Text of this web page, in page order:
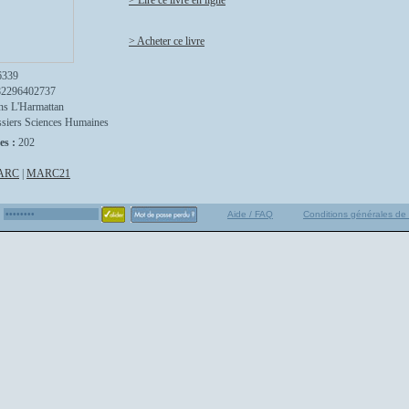
L'Harmattan
Sciences Humaines
: 202
MARC21
> Acheter ce livre
Aide / FAQ Conditions générales de